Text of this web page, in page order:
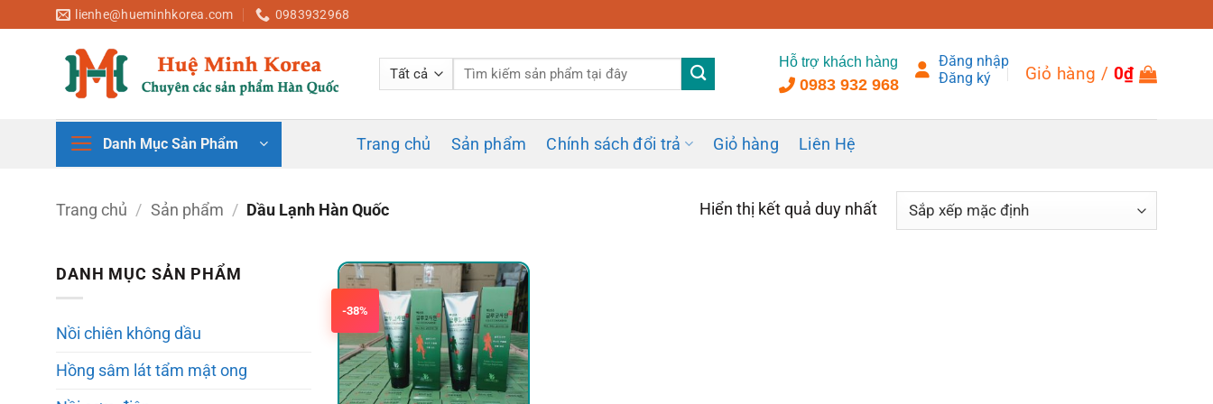
lienhe@hueminhkorea.com 0983932968
Tìm
Hỗ trợ khách hàng
0983 932 968
Đăng nhập
Đăng ký
Giỏ hàng / 0₫
Danh Mục Sản Phẩm Trang chủ Sản phẩm Chính sách đổi trả Giỏ hàng Liên Hệ
Trang chủ / Sản phẩm / Dầu Lạnh Hàn Quốc Hiển thị kết quả duy nhất
DANH MỤC SẢN PHẨM
Nồi chiên không dầu
Hồng sâm lát tẩm mật ong
-38%